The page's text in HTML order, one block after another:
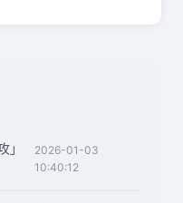
」
2026-01-03
10:40:12